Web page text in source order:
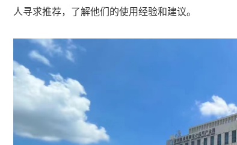
人寻求推荐，了解他们的使用经验和建议。